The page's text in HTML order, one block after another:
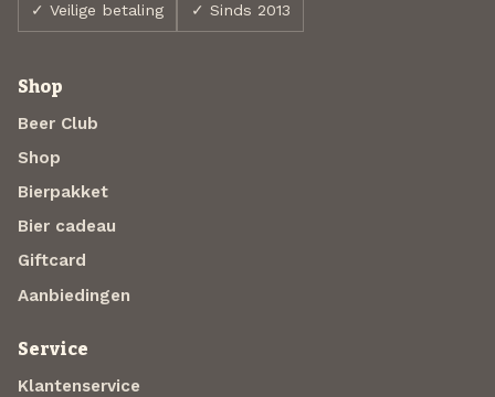
✓ Veilige betaling ✓ Sinds 2013
Shop
Beer Club
Shop
Bierpakket
Bier cadeau
Giftcard
Aanbiedingen
Service
Klantenservice